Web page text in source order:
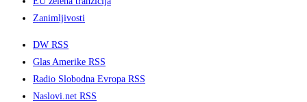
Zanimljivosti
DW RSS
Glas Amerike RSS
Radio Slobodna Evropa RSS
Naslovi.net RSS